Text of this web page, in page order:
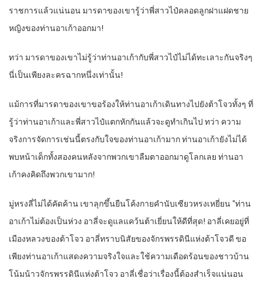
ราชการแล้วแน่นอน มารดาของเขารู้ว่าพี่สาวไป๋คลอดลูกฝาแฝดชาย
หญิงของท่านอาเก้าออกมา!
ทว่า มารดาของเขาไม่รู้ว่าท่านอาเก้ากับพี่สาวไป๋ไม่ได้ทะเลาะกันจริงๆ
นี่เป็นเพียงละครฉากหนึ่งเท่านั้น!
แม้การที่มารดาของเขาขอร้องให้ท่านอาเก้าเดินทางไปยังต้าโจวทั้งๆ ที่
รู้ว่าท่านอาเก้าและพี่สาวไป๋แตกหักกันแล้วจะดูทำเกินไป ทว่า ความ
จริงการจัดการเช่นนี้ตรงกับใจของท่านอาเก้ามาก ท่านอาเก้ายังไม่ได้
พบหน้าเด็กทั้งสองคนหลังจากพวกเขาลืมตาออกมาดูโลกเลย ท่านอา
เก้าคงคิดถึงพวกเขามาก!
มู่หรงลี่ไม่ได้คัดค้าน เขาลุกขึ้นยืนโค้งกายคำนับเซียวหรงเหยี่ยน “ท่าน
อาเก้าไม่ต้องเป็นห่วง อาลี่จะดูแลแคว้นต้าเยี่ยนให้ดีที่สุด! อาลี่เคยอยู่ที่
เมืองหลวงของต้าโจว อาลี่ทราบนิสัยของจักรพรรดินีแห่งต้าโจวดี ขอ
เพียงท่านอาเก้าแสดงความจริงใจและใช้ความเดือดร้อนของชาวบ้าน
โน้มน้าวจักรพรรดินีแห่งต้าโจว อาลี่เชื่อว่าเรื่องนี้ต้องสำเร็จแน่นอน